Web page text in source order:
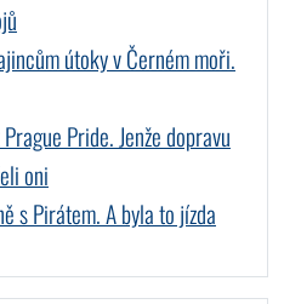
útoky v Černém moři.
Pride. Jenže dopravu
oni
s Pirátem. A byla to jízda